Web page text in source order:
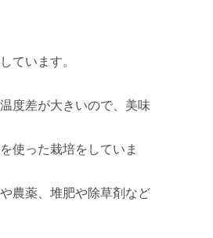
ています。
度差が大きいので、美味
使った栽培をしていま
農薬、堆肥や除草剤など